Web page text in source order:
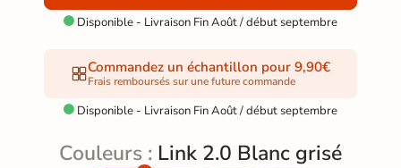
 Disponible - Livraison Fin Août / début septembre
Commandez un échantillon pour 9,90€
Frais remboursés sur une future commande
 Disponible - Livraison Fin Août / début septembre
Couleurs : Link 2.0 Blanc grisé